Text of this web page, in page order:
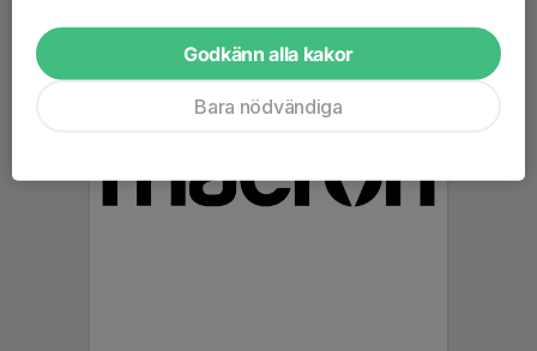
Godkänn alla kakor
Bara nödvändiga